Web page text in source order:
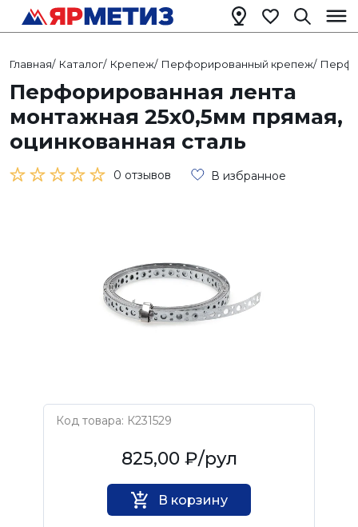
Главная/ Каталог/ Крепеж/ Перфорированный крепеж/
Перфорированная лента
монтажная 25х0,5мм прямая,
оцинкованная сталь
0 отзывов В избранное
Код товара: К231529
Нет бренда825,00 ₽/рул
В корзину